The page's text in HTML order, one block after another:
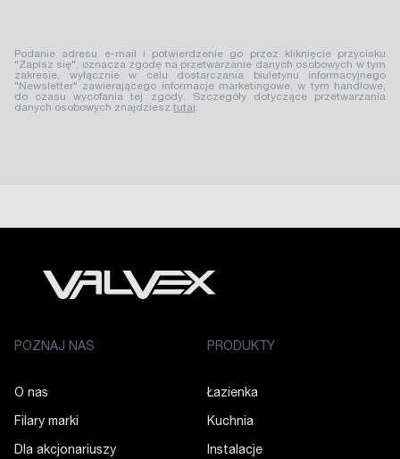
Podanie adresu e-mail i potwierdzenie go przez kliknięcie przycisku
"Zapisz się", oznacza zgodę na przetwarzanie danych osobowych w tym
zakresie, wyłącznie w celu dostarczania biuletynu informacyjnego
"Newsletter" zawierającego informacje marketingowe, w tym handlowe,
do czasu wycofania tej zgody. Szczegóły dotyczące przetwarzania
danych osobowych znajdziesz tutaj.
POZNAJ NAS
O nas
Filary marki
Dla akcjonariuszy
PRODUKTY
Łazienka
Kuchnia
Instalacje